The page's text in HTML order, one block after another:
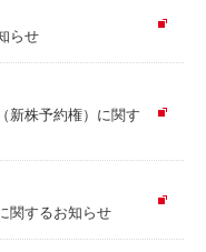
らせ
新株予約権）に関す
関するお知らせ